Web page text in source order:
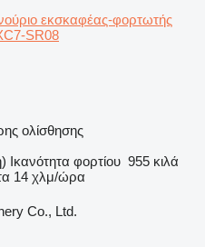
εκσκαφέας-φορτωτής
SR08
ολίσθησης
Ικανότητα φορτίου 955 κιλά
14 χλμ/ώρα
Co., Ltd.